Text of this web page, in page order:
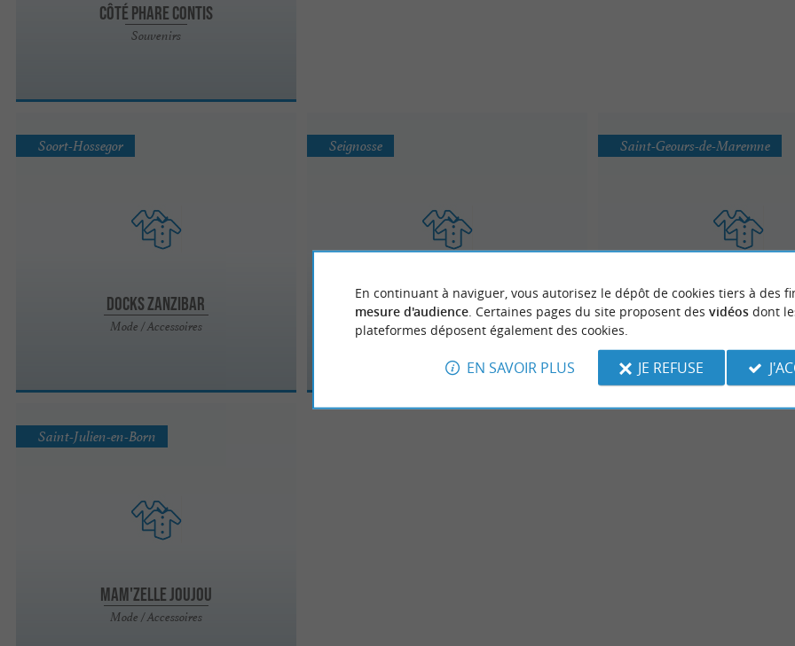
Côté Phare Contis
Souvenirs
Docks Zanzibar
Mode / Accessoires
Soort-Hossegor
Hexoa
Mode / Accessoires
Seignosse
ETHNIQUES
Saint-Geours-de-Maremne
Mam'zelle Joujou
Mode / Accessoires
Saint-Julien-en-Born
En continuant à naviguer, vous autorisez le dépôt de cookies tiers à des
mesure d'audience. Certaines pages du site proposent des vidéosdont
plateformes déposent également des cookies.
EN SAVOIR PLUS JE REFUSE